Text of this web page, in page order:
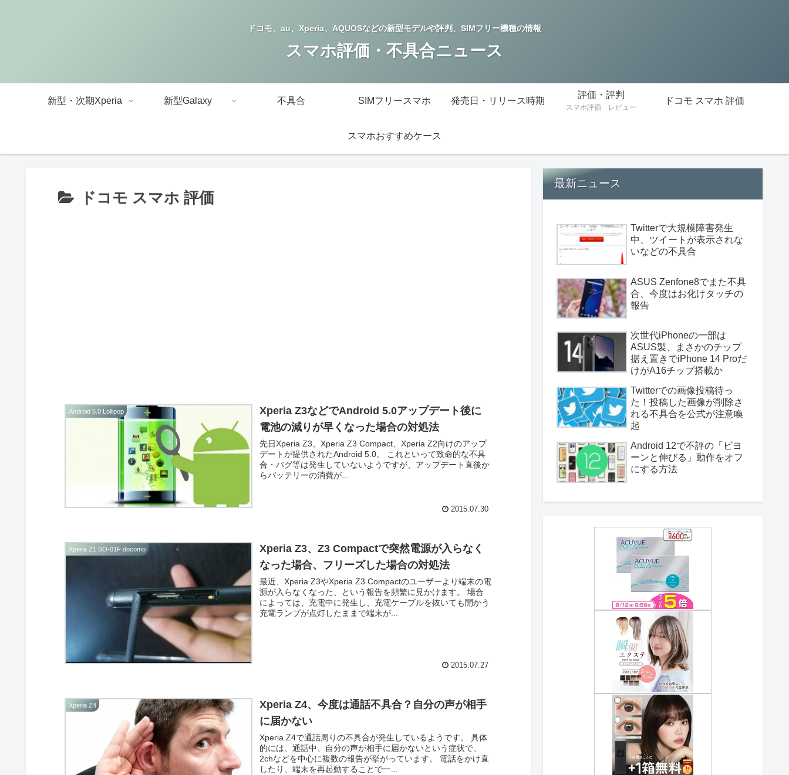
ドコモ、au、Xperia、AQUOSなどの新型モデルや評判、SIMフリー機種の情報
スマホ評価・不具合ニュース
新型・次期Xperia 新型Galaxy 不具合 SIMフリースマホ 発売日・リリース時期
評価・評判
スマホ評価 レビュー
ドコモ スマホ 評価
スマホおすすめケース
ドコモ スマホ 評価
Android 5.0 Lollipop
Xperia Z3などでAndroid 5.0アップデート後に
電池の減りが早くなった場合の対処法
先日Xperia Z3、Xperia Z3 Compact、Xperia Z2向けのアップ
デートが提供されたAndroid 5.0。 これといって致命的な不具
合・バグ等は発生していないようですが、アップデート直後か
らバッテリーの消費が...
2015.07.30
Xperia Z1 SO-01F docomo
Xperia Z3、Z3 Compactで突然電源が入らなく
なった場合、フリーズした場合の対処法
最近、Xperia Z3やXperia Z3 Compactのユーザーより端末の電
源が入らなくなった、という報告を頻繁に見かけます。 場合
によっては、充電中に発生し、充電ケーブルを抜いても開かう
充電ランプが点灯したままで端末が...
2015.07.27
Xperia Z4
Xperia Z4、今度は通話不具合？自分の声が相手
に届かない
Xperia Z4で通話周りの不具合が発生しているようです。 具体
的には、通話中、自分の声が相手に届かないという症状で、
2chなどを中心に複数の報告が挙がっています。 電話をかけ直
したり、端末を再起動することで一...
最新ニュース
Twitterで大規模障害発生
中、ツイートが表示されな
いなどの不具合
ASUS Zenfone8でまた不具
合、今度はお化けタッチの
報告
次世代iPhoneの一部は
ASUS製、まさかのチップ
据え置きでiPhone 14 Proだ
けがA16チップ搭載か
Twitterでの画像投稿待っ
た！投稿した画像が削除さ
れる不具合を公式が注意喚
起
Android 12で不評の「ビヨ
ーンと伸びる」動作をオフ
にする方法